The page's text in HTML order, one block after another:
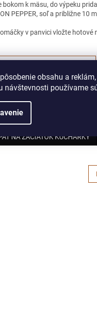
obsahu a
návštevnosti používame
bokom k mäsu, do výpeku
PEPPER, soľ a približne
v panvici vložte hotové
RECEPTY S KORENÍM
RECEPTY S KORENÍM
NA ZAČIATOK KUCHÁRKY